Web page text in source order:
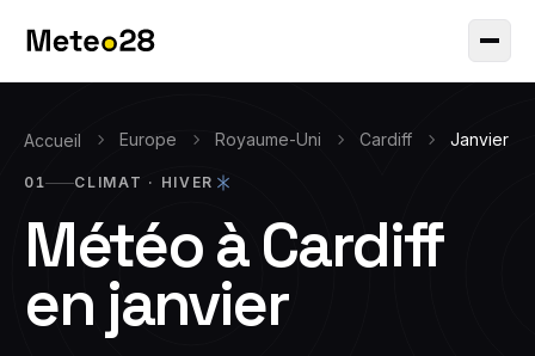
Accueil Europe Royaume-Uni Cardiff Janvier
01 CLIMAT · HIVER
Météo àCardiff
en janvier